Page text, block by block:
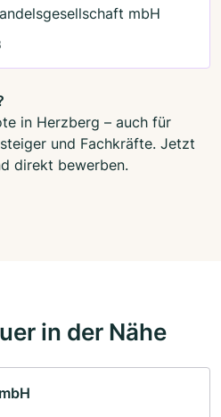
mbH
in Herzberg – auch für
und Fachkräfte. Jetzt
direkt bewerben.
in der Nähe